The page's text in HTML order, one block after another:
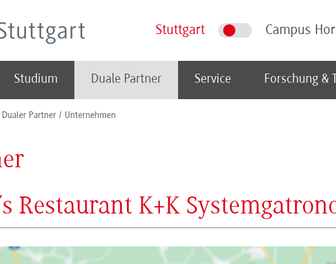
Stuttgart Campus
Studium Duale Partner Service Forschung &
Dualer Partner Unternehmen
Restaurant K+K